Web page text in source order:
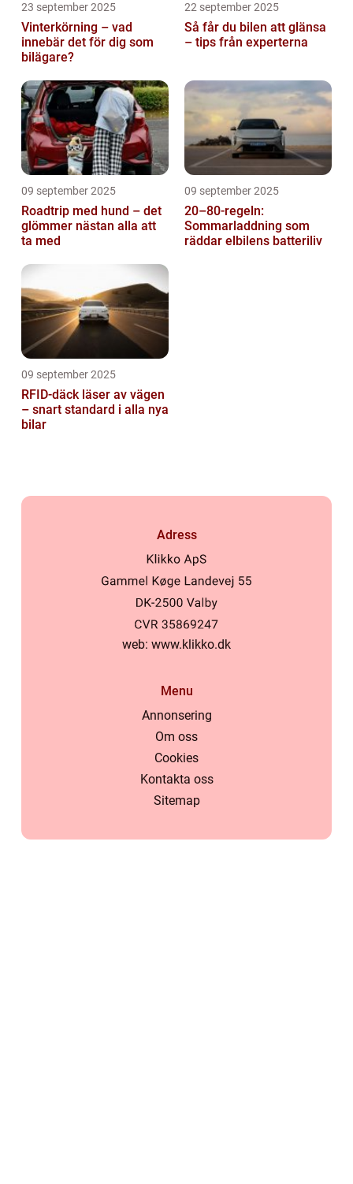
23 september 2025
Vinterkörning – vad
innebär det för dig som
bilägare?
22 september 2025
Så får du bilen att glänsa
– tips från experterna
09 september 2025
Roadtrip med hund – det
glömmer nästan alla att
ta med
09 september 2025
20–80-regeln:
Sommarladdning som
räddar elbilens batteriliv
09 september 2025
RFID-däck läser av vägen
– snart standard i alla nya
bilar
Adress
web: www.klikko.dk
Menu
Annonsering
Om oss
Cookies
Kontakta oss
Sitemap